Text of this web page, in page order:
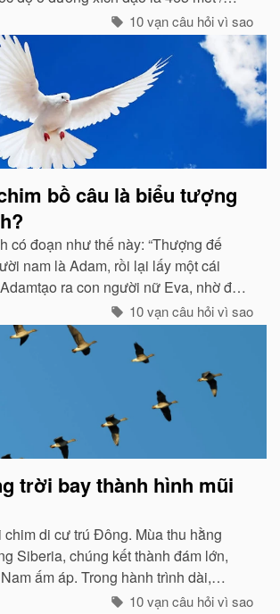
như Trái đất đang đứng yên...
10 vạn câu hỏi vì sao
bồ câu là biểu tượng
có đoạn như thế này: “Thượng đế
nam là Adam, rồi lại lấy một cái
ra con người nữ Eva, nhờ đó
sinh sôi nảy nở và làm ăn sinh sống rất
10 vạn câu hỏi vì sao
trời bay thành hình mũi
di cư trú Đông. Mùa thu hằng
Siberia, chúng kết thành đám lớn,
ấm áp. Trong hành trình dài,
hình rất chặt chẽ... 10 vạn câu hỏi vì sao